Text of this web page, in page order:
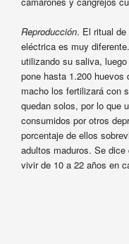
Reproducción. El ritual de
eléctrica es muy
utilizando su saliva,
pone hasta 1.200 huevos
macho los fertilizará con
quedan solos, por lo que
consumidos por otros
porcentaje de ellos
adultos maduros. Se
vivir de 10 a 22 años en